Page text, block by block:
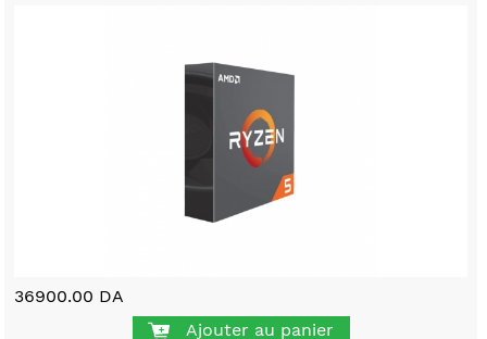
36900.00 DA
Ajouter au panier